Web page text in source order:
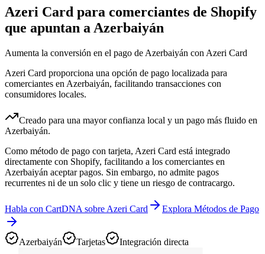
Azeri Card para comerciantes de Shopify
que apuntan a Azerbaiyán
Aumenta la conversión en el pago de Azerbaiyán con Azeri Card
Azeri Card proporciona una opción de pago localizada para
comerciantes en Azerbaiyán, facilitando transacciones con
consumidores locales.
Creado para una mayor confianza local y un pago más fluido en
Azerbaiyán.
Como método de pago con tarjeta, Azeri Card está integrado
directamente con Shopify, facilitando a los comerciantes en
Azerbaiyán aceptar pagos. Sin embargo, no admite pagos
recurrentes ni de un solo clic y tiene un riesgo de contracargo.
Habla con CartDNA sobre Azeri Card Explora Métodos de Pago
Azerbaiyán Tarjetas Integración directa